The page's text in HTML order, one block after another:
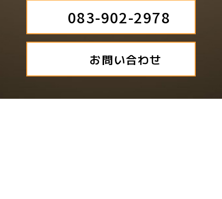
083-902-2978
お問い合わせ